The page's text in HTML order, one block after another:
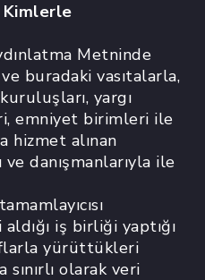
Metninde
buradaki vasıtalarla,
yargı
emniyet birimleri ile
hizmet alınan
danışmanlarıyla ile
iş birliği yaptığı
yürüttükleri
olarak veri